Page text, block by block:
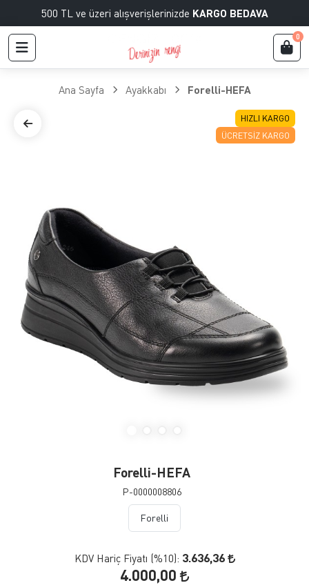
500 TL ve üzeri alışverişlerinizde KARGO BEDAVA
0
Ana Sayfa Ayakkabı Forelli-HEFA
HIZLI KARGO
ÜCRETSIZ KARGO
Forelli-HEFA
P-0000008806
Forelli
KDV Hariç Fiyatı (%10): 3.636,36
4.000,00